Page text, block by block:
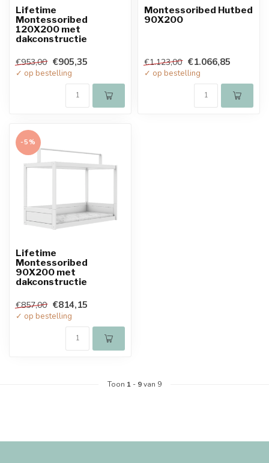
Lifetime
Montessoribed
120X200 met
dakconstructie
€953,00 €905,35
✓ op bestelling
Montessoribed Hutbed
90X200
€1.123,00 €1.066,85
✓ op bestelling
-5%
Lifetime
Montessoribed
90X200 met
dakconstructie
€857,00 €814,15
✓ op bestelling
Toon 1 - 9van 9